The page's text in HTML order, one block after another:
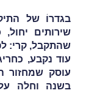
בגדרוֹ של
שירותים
שהתקבל, קרי:
עוד נקבע,
בשנה וחלה